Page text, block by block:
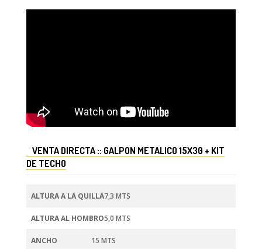
VENTA DIRECTA :: GALPON METALICO 15X30 + KIT
DE TECHO
ALTURA A LA QUILLA7,3 MTS
ALTURA AL HOMBRO5,0 MTS
ANCHO 15 MTS